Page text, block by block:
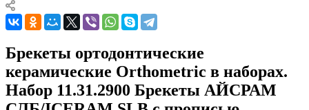
Брекеты ортодонтические
керамические Orthometric в наборах.
Набор 11.31.2900 Брекеты АЙСРАМ